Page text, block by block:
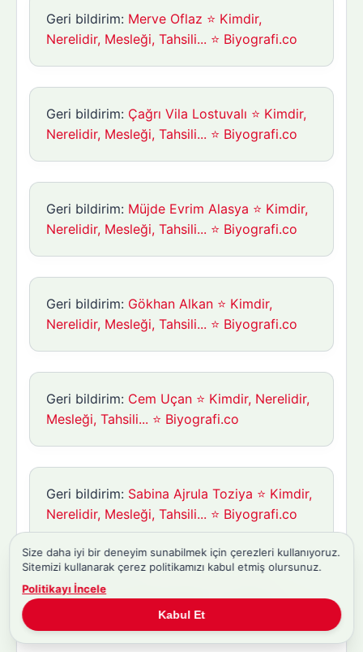
Geri bildirim: Merve Oflaz ⭐ Kimdir,
Nerelidir, Mesleği, Tahsili... ⭐ Biyografi.co
Geri bildirim: Çağrı Vila Lostuvalı ⭐ Kimdir,
Nerelidir, Mesleği, Tahsili... ⭐ Biyografi.co
Geri bildirim: Müjde Evrim Alasya ⭐ Kimdir,
Nerelidir, Mesleği, Tahsili... ⭐ Biyografi.co
Geri bildirim: Gökhan Alkan ⭐ Kimdir,
Nerelidir, Mesleği, Tahsili... ⭐ Biyografi.co
Geri bildirim: Cem Uçan ⭐ Kimdir, Nerelidir,
Mesleği, Tahsili... ⭐ Biyografi.co
Geri bildirim: Sabina Ajrula Toziya ⭐ Kimdir,
Nerelidir, Mesleği, Tahsili... ⭐ Biyografi.co
Geri bildirim:
Nerelidir, Mesleği, Tahsili... ⭐ Biyografi.co
Size daha iyi bir deneyim sunabilmek için çerezleri kullanıyoruz.
Sitemizi kullanarak çerez politikamızı kabul etmiş olursunuz.
Politikayı İncele
Kabul Et